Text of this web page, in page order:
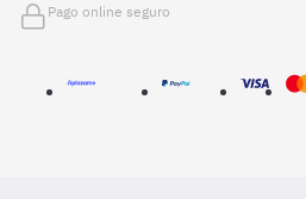
Pago online seguro